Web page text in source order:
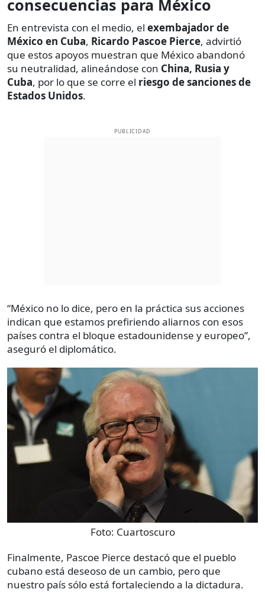
consecuencias para México
En entrevista con el medio, el exembajador de
México en Cuba, Ricardo Pascoe Pierce, advirtió
que estos apoyos muestran que México abandonó
su neutralidad, alineándose con China, Rusia y
Cuba, por lo que se corre el riesgo de sanciones de
Estados Unidos.
PUBLICIDAD
“México no lo dice, pero en la práctica sus acciones
indican que estamos prefiriendo aliarnos con esos
países contra el bloque estadounidense y europeo”,
aseguró el diplomático.
Foto: Cuartoscuro
Finalmente, Pascoe Pierce destacó que el pueblo
cubano está deseoso de un cambio, pero que
nuestro país sólo está fortaleciendo a la dictadura.